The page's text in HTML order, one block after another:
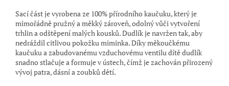
Sací část je vyrobena ze 100% přírodního kaučuku, který je
mimořádně pružný a měkký zároveň, odolný vůči vytvoření
trhlin a odštěpení malých kousků. Dudlík je navržen tak, aby
nedráždil citlivou pokožku miminka. Díky měkoučkému
kaučuku a zabudovanému vzduchovému ventilu dítě dudlík
snadno stlačuje a formuje v ústech, čímž je zachován přirozený
vývoj patra, dásní a zoubků dětí.